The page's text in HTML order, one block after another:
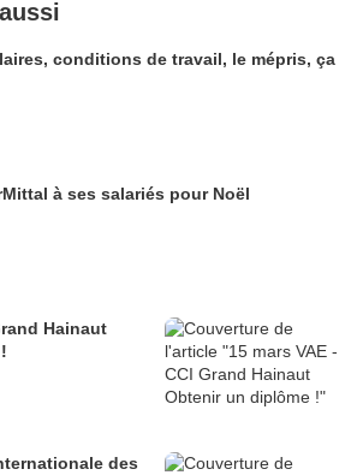
conditions de travail, le mépris, ça
à ses salariés pour Noël
Hainaut
des